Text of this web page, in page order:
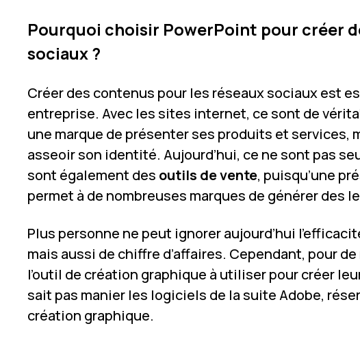
Pourquoi choisir PowerPoint pour créer
sociaux ?
Créer des contenus pour les réseaux sociaux est
entreprise. Avec les sites internet, ce sont de
une marque de présenter ses produits et services,
asseoir son identité. Aujourd’hui, ce ne sont pas
sont également des outils de vente, puisqu’une
permet à de nombreuses marques de générer des
Plus personne ne peut ignorer aujourd’hui
mais aussi de chiffre d’affaires. Cependant, pour
l’outil de création graphique à utiliser pour créer
sait pas manier les logiciels de la suite Adobe,
création graphique.